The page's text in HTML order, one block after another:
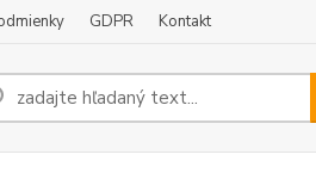
GDPR Kontakt